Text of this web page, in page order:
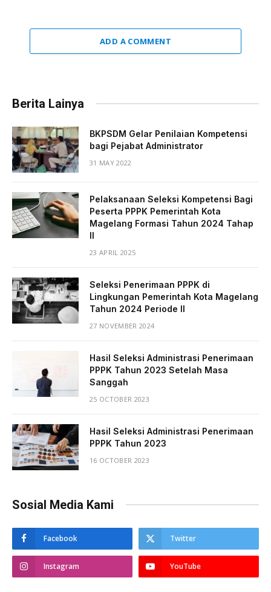
ADD A COMMENT
Berita Lainya
BKPSDM Gelar Penilaian Kompetensi
bagi Pejabat Administrator
31 MAY 2022
Pelaksanaan Seleksi Kompetensi Bagi
Peserta PPPK Pemerintah Kota
Magelang Formasi Tahun 2024 Tahap
II
23 APRIL 2025
Seleksi Penerimaan PPPK di
Lingkungan Pemerintah Kota Magelang
Tahun 2024 Periode II
27 NOVEMBER 2024
Hasil Seleksi Administrasi Penerimaan
PPPK Tahun 2023 Setelah Masa
Sanggah
25 OCTOBER 2023
Hasil Seleksi Administrasi Penerimaan
PPPK Tahun 2023
16 OCTOBER 2023
Sosial Media Kami
Facebook Twitter
Instagram YouTube